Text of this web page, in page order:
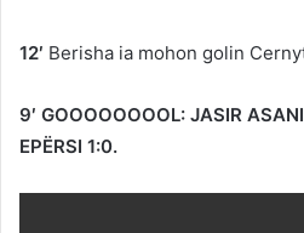
12′ Berisha ia mohon golin
9′ GOOOOOOOOL: JASIR
EPËRSI 1:0.